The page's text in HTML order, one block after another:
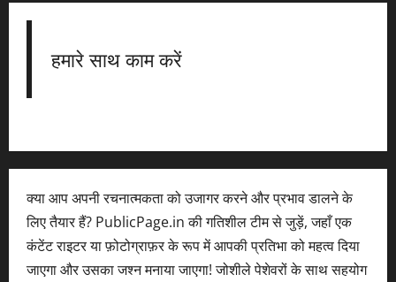
हमारे साथ काम करें
क्या आप अपनी रचनात्मकता को उजागर करने और प्रभाव डालने के
लिए तैयार हैं? PublicPage.in की गतिशील टीम से जुड़ें, जहाँ एक
कंटेंट राइटर या फ़ोटोग्राफ़र के रूप में आपकी प्रतिभा को महत्व दिया
जाएगा और उसका जश्न मनाया जाएगा! जोशीले पेशेवरों के साथ सहयोग